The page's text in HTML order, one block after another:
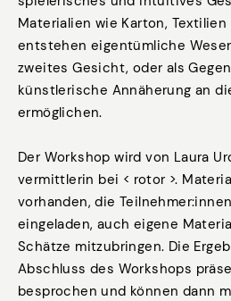
Materialien wie Karton,
entstehen eigentümliche
zweites Gesicht, oder als
künstlerische Annäherung an
ermöglichen.
Der Workshop wird von Laura
vermittlerin bei < rotor >.
vorhanden, die
eingeladen, auch eigene
Schätze mitzubringen. Die
Abschluss des Workshops
besprochen und können dann